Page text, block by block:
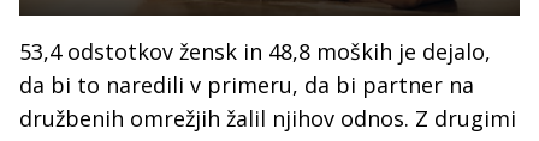
53,4 odstotkov žensk in 48,8 moških je dejalo,
da bi to naredili v primeru, da bi partner na
družbenih omrežjih žalil njihov odnos. Z drugimi